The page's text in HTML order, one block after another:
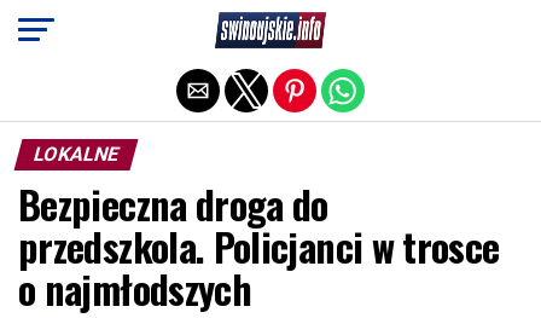
LOKALNE
Bezpieczna droga do
przedszkola. Policjanci w trosce
o najmłodszych
Exit mobile version